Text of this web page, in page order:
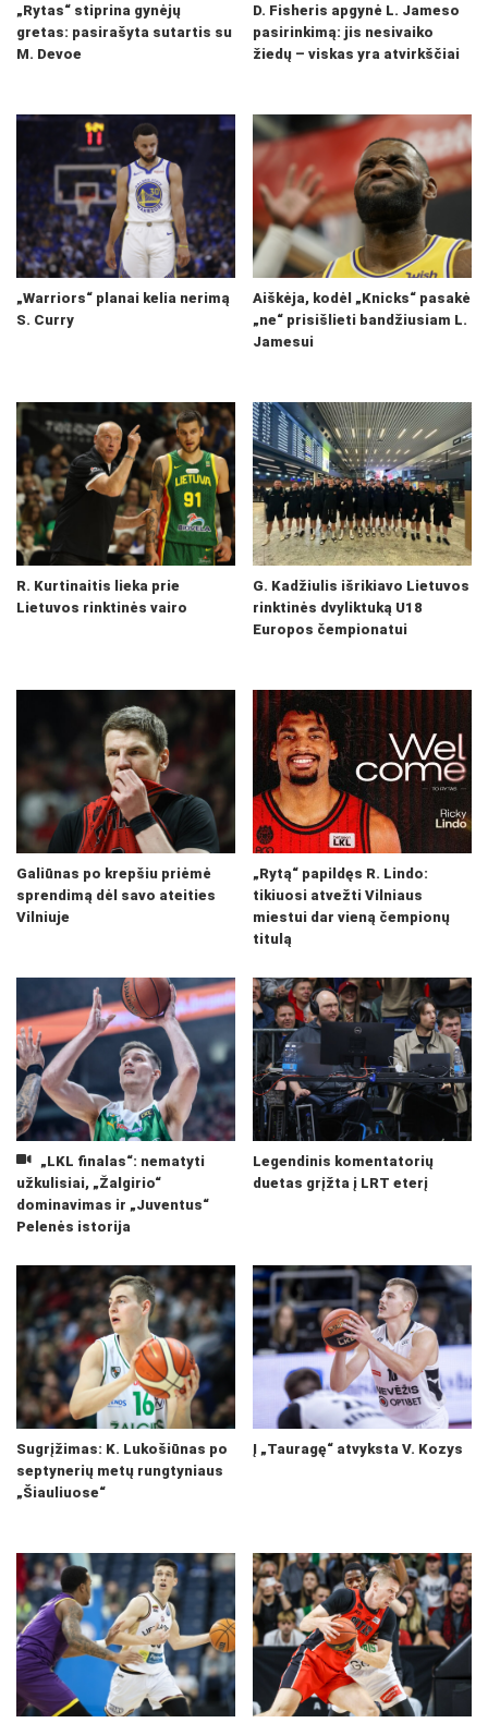
„Rytas“ stiprina gynėjų
gretas: pasirašyta sutartis su
M. Devoe
D. Fisheris apgynė L. Jameso
pasirinkimą: jis nesivaiko
žiedų – viskas yra atvirkščiai
„Warriors“ planai kelia nerimą
S. Curry
Aiškėja, kodėl „Knicks“ pasakė
„ne“ prisišlieti bandžiusiam L.
Jamesui
R. Kurtinaitis lieka prie
Lietuvos rinktinės vairo
G. Kadžiulis išrikiavo Lietuvos
rinktinės dvyliktuką U18
Europos čempionatui
Galiūnas po krepšiu priėmė
sprendimą dėl savo ateities
Vilniuje
„Rytą“ papildęs R. Lindo:
tikiuosi atvežti Vilniaus
miestui dar vieną čempionų
titulą
„LKL finalas“: nematyti
užkulisiai, „Žalgirio“
dominavimas ir „Juventus“
Pelenės istorija
Legendinis komentatorių
duetas grįžta į LRT eterį
Sugrįžimas: K. Lukošiūnas po
septynerių metų rungtyniaus
„Šiauliuose“
Į „Tauragę“ atvyksta V. Kozys